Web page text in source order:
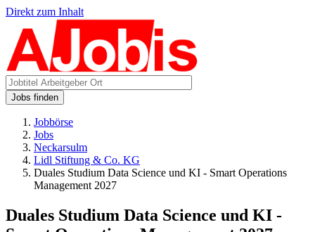
Direkt zum Inhalt
Jobs finden
Jobbörse
Jobs
Neckarsulm
Lidl Stiftung & Co. KG
Duales Studium Data Science und KI - Smart Operations
Management 2027
Duales Studium Data Science und KI -